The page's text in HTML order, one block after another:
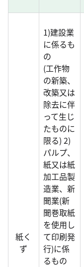
紙く
ず
1)建設業
に係るも
の
(工作物
の新築、
改築又は
除去に伴
って生じ
たものに
限る) 2)
パルプ、
紙又は紙
加工品製
造業、新
聞業(新
聞巻取紙
を使用し
て印刷発
行)に係
るもの